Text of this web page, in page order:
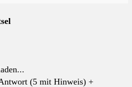
(5 mit Hinweis) +